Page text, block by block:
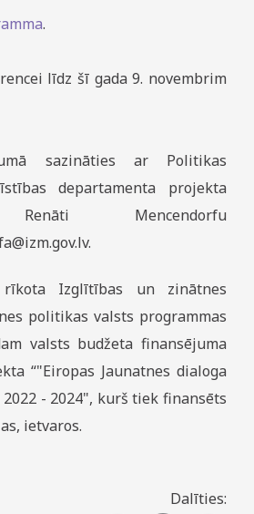
Dalīties:
.
līdz šī gada 9. novembrim
sazināties ar Politikas
departamenta projekta
Renāti Mencendorfu
rīkota Izglītības un zinātnes
politikas valsts programmas
valsts budžeta finansējuma
“"Eiropas Jaunatnes dialoga
- 2024", kurš tiek finansēts
ietvaros.